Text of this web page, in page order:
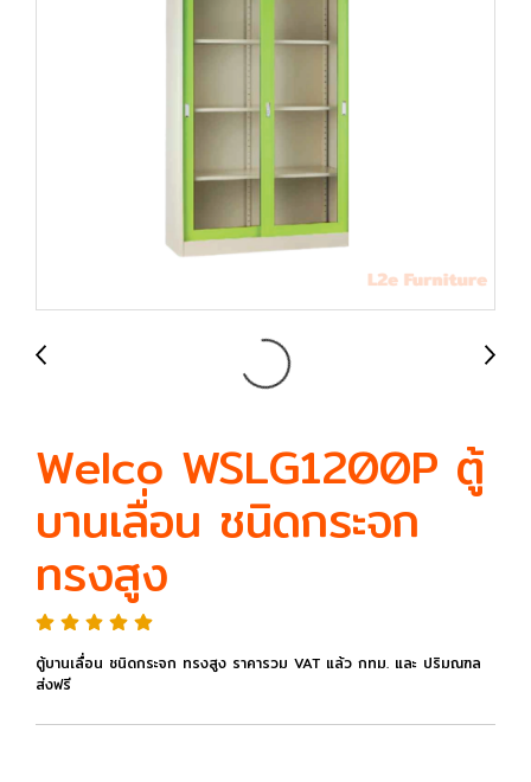
Welco WSLG1200P ตู้
บานเลื่อน ชนิดกระจก
ทรงสูง
ตู้บานเลื่อน ชนิดกระจก ทรงสูง ราคารวม VAT แล้ว กทม. และ ปริมณฑล
ส่งฟรี